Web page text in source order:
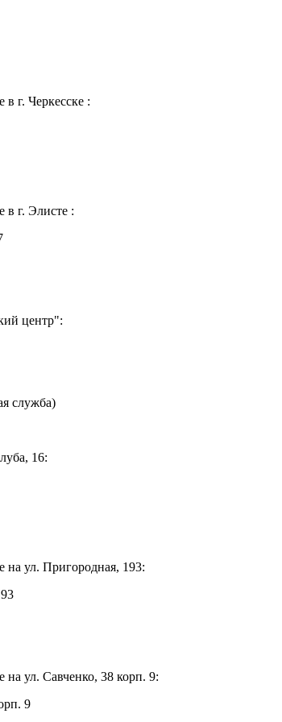
в г. Черкесске :
в г. Элисте :
центр":
служба)
16:
на ул. Пригородная, 193:
на ул. Савченко, 38 корп. 9:
9